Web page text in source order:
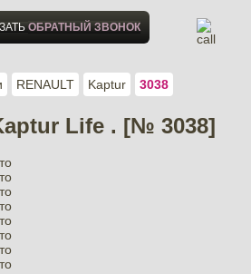
RENAULT Kaptur 3038
Life . [№ 3038]
ОБРАТНЫЙ ЗВОНОК